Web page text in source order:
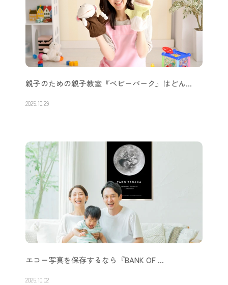
親子のための親子教室『ベビーパーク』はどん…
2025.10.29
エコー写真を保存するなら『BANK OF …
2025.10.02